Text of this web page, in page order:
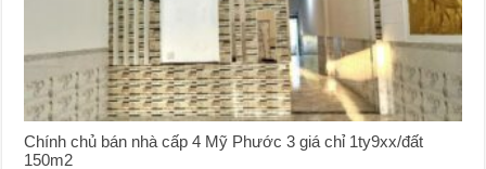
Chính chủ bán nhà cấp 4 Mỹ Phước 3 giá chỉ 1ty9xx/đất
150m2